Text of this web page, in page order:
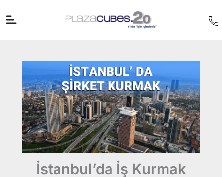
atla
İstanbul’da İş Kurmak